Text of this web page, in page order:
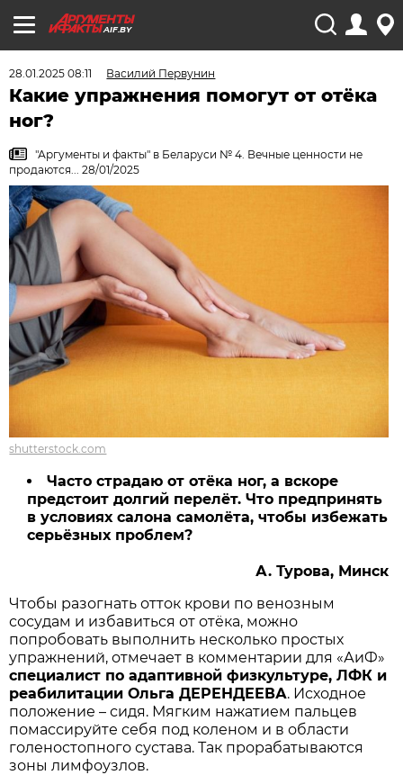
AIF.BY
28.01.2025 08:11 Василий Первунин
Какие упражнения помогут от отёка
ног?
"Аргументы и факты" в Беларуси № 4. Вечные ценности не
продаются... 28/01/2025
shutterstock.com
Часто страдаю от отёка ног, а вскоре
предстоит долгий перелёт. Что предпринять
в условиях салона самолёта, чтобы избежать
серьёзных проблем?
А. Турова, Минск
Чтобы разогнать отток крови по венозным
сосудам и избавиться от отёка, можно
попробовать выполнить несколько простых
упражнений, отмечает в комментарии для «АиФ»
специалист по адаптивной физкультуре, ЛФК и
реабилитации Ольга ДЕРЕНДЕЕВА. Исходное
положение – сидя. Мягким нажатием пальцев
помассируйте себя под коленом и в области
голеностопного сустава. Так прорабатываются
зоны лимфоузлов.